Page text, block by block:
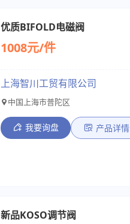
优质BIFOLD电磁阀
1008元/件
上海智川工贸有限公司
中国上海市普陀区
我要询盘 产品详情
新品KOSO调节阀